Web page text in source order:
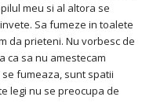
meu si al altora se
Sa fumeze in toalete
da prieteni. Nu vorbesc de
ca sa nu amestecam
fumeaza, sunt spatii
legi nu se preocupa de